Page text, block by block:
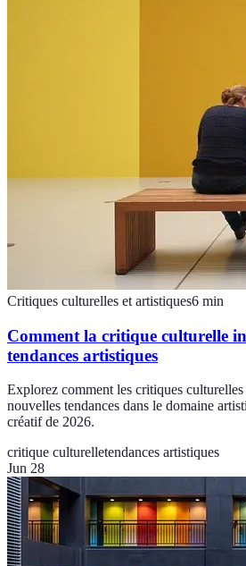
Critiques culturelles et artistiques6 min
Comment la critique culturelle
tendances artistiques
Explorez comment les critiques
nouvelles tendances dans le domaine
créatif de 2026.
critique culturelletendances artistiques
Jun 28